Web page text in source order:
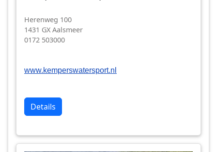
Herenweg 100
1431 GX Aalsmeer
0172 503000
www.kemperswatersport.nl
Details